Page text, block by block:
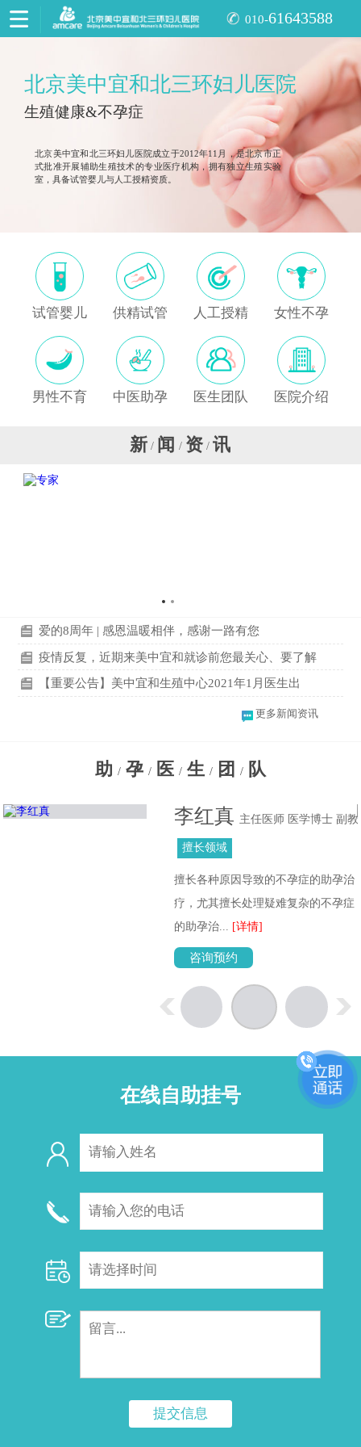
010-61643588
北京美中宜和北三环妇儿医院
生殖健康&不孕症
北京美中宜和北三环妇儿医院成立于2012年11月，是北京市正
式批准开展辅助生殖技术的专业医疗机构，拥有独立生殖实验
室，具备试管婴儿与人工授精资质。
试管婴儿 供精试管 人工授精 女性不孕
男性不育 中医助孕 医生团队 医院介绍
新 / 闻 / 资 / 讯
爱的8周年 | 感恩温暖相伴，感谢一路有您
疫情反复，近期来美中宜和就诊前您最关心、要了解
【重要公告】美中宜和生殖中心2021年1月医生出
更多新闻资讯
助 / 孕 / 医 / 生 / 团 / 队
李红真 主任医师 医学博士 副教
授擅长领域
擅长各种原因导致的不孕症的助孕治
疗，尤其擅长处理疑难复杂的不孕症
的助孕治... [详情]
咨询预约
在线自助挂号
提交信息